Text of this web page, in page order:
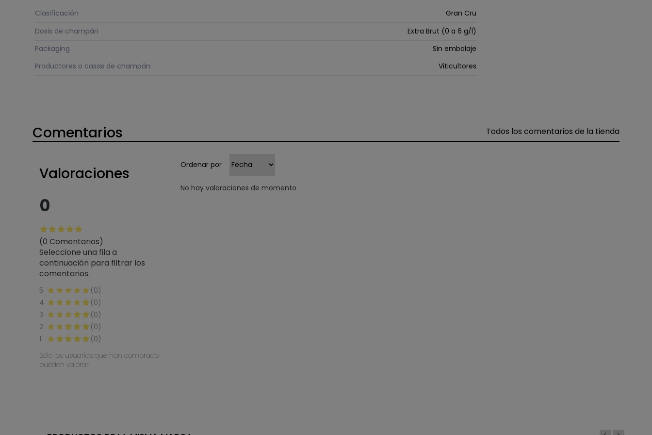
Clasificación
Gran Cru
Dosis de champán
Extra Brut (0 a 6 g/l)
Packaging
Sin embalaje
Productores o casas de champán
Viticultores
Comentarios Todos los comentarios de la tienda
Valoraciones
0
(0 Comentarios)
Seleccione una fila a
continuación para filtrar los
comentarios.
5
(0)
4
(0)
3
(0)
2
(0)
1
(0)
Sólo los usuarios que han comprado
pueden valorar
Ordenar por
No hay valoraciones de momento